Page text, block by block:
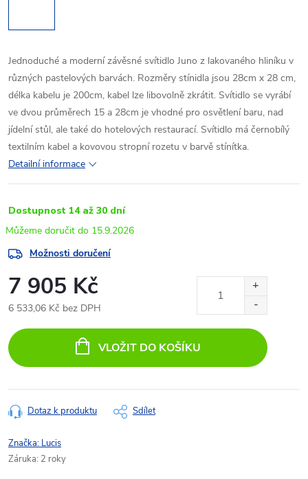
Jednoduché a moderní závěsné svítidlo Juno z lakovaného hliníku v
různých pastelových barvách. Rozměry stínidla jsou 28cm x 28 cm,
délka kabelu je 200cm, kabel lze libovolně zkrátit. Svítidlo se vyrábí
ve dvou průměrech 15 a 28cm je vhodné pro osvětlení baru, nad
jídelní stůl, ale také do hotelových restaurací. Svítidlo má černobílý
textilním kabel a kovovou stropní rozetu v barvě stínítka.
Detailní informace
Dostupnost 14 až 30 dní
15.9.2026
Možnosti doručení
7 905 Kč
6 533,06 Kč bez DPH
cena:
VLOŽIT DO KOŠÍKU
Dotaz k produktu Sdílet
Značka: Lucis
Záruka: 2 roky